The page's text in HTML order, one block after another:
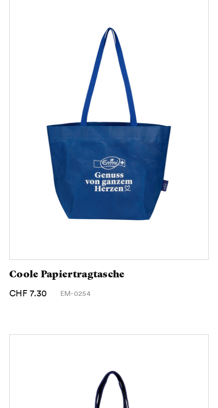
Coole Papiertragtasche
CHF 7.30 EM-0254